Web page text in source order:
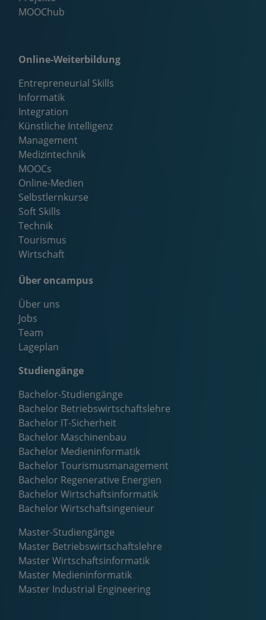
MOOChub
Online-Weiterbildung
Entrepreneurial Skills
Informatik
Integration
Künstliche Intelligenz
Management
Medizintechnik
MOOCs
Online-Medien
Selbstlernkurse
Soft Skills
Technik
Tourismus
Wirtschaft
Über oncampus
Über uns
Jobs
Team
Lageplan
Studiengänge
Bachelor-Studiengänge
Bachelor Betriebswirtschaftslehre
Bachelor IT-Sicherheit
Bachelor Maschinenbau
Bachelor Medieninformatik
Bachelor Tourismusmanagement
Bachelor Regenerative Energien
Bachelor Wirtschaftsinformatik
Bachelor Wirtschaftsingenieur
Master-Studiengänge
Master Betriebswirtschaftslehre
Master Wirtschaftsinformatik
Master Medieninformatik
Master Industrial Engineering